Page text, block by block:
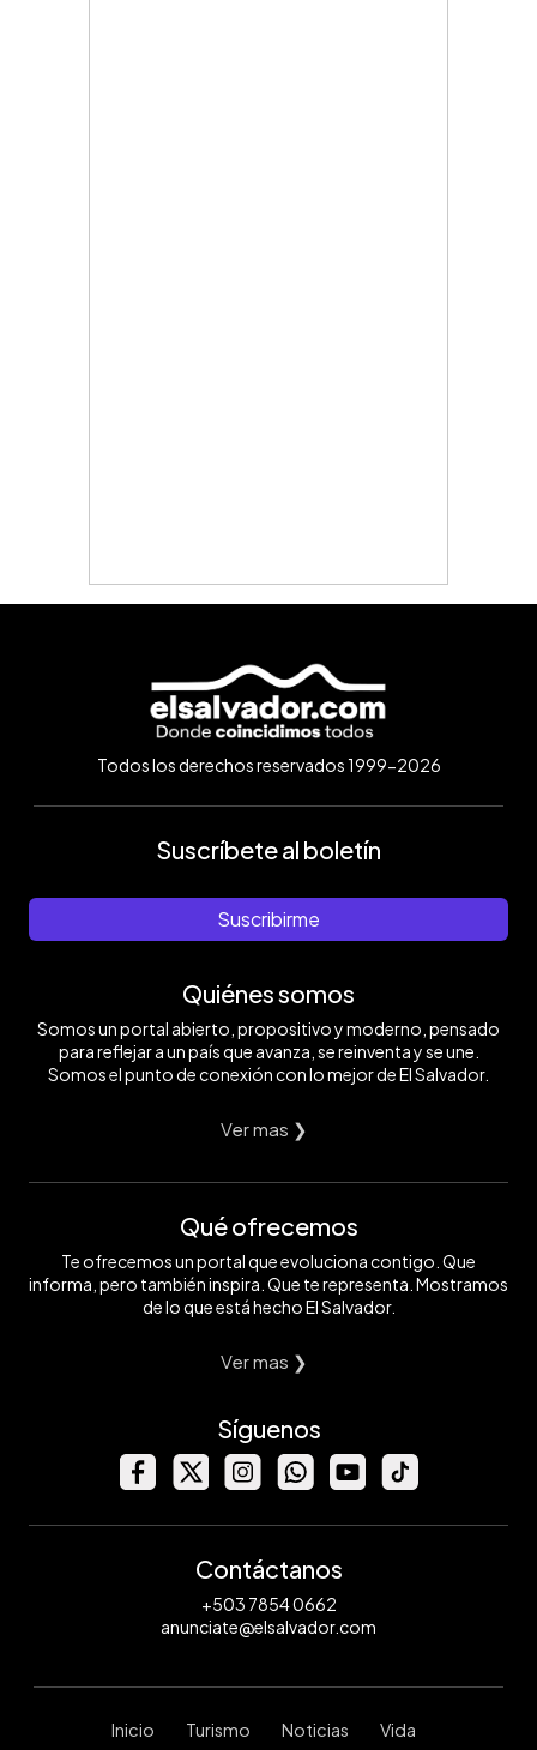
Todos los derechos reservados 1999-2026
Suscríbete al boletín
Suscribirme
Quiénes somos
Somos un portal abierto, propositivo y moderno, pensado
para reflejar a un país que avanza, se reinventa y se une.
Somos el punto de conexión con lo mejor de El Salvador.
Ver mas ❯
Qué ofrecemos
Te ofrecemos un portal que evoluciona contigo. Que
informa, pero también inspira. Que te representa. Mostramos
de lo que está hecho El Salvador.
Ver mas ❯
Síguenos
Contáctanos
+503 7854 0662
anunciate@elsalvador.com
Inicio Turismo Noticias Vida